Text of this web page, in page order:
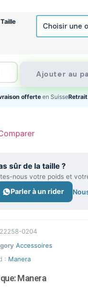
Taille
Ajouter au
offerteen SuisseRetrait
sûr de la taille ?
nous votre poids et
Parler à un rider
22258-0204
Accessoires
: Manera
Manera